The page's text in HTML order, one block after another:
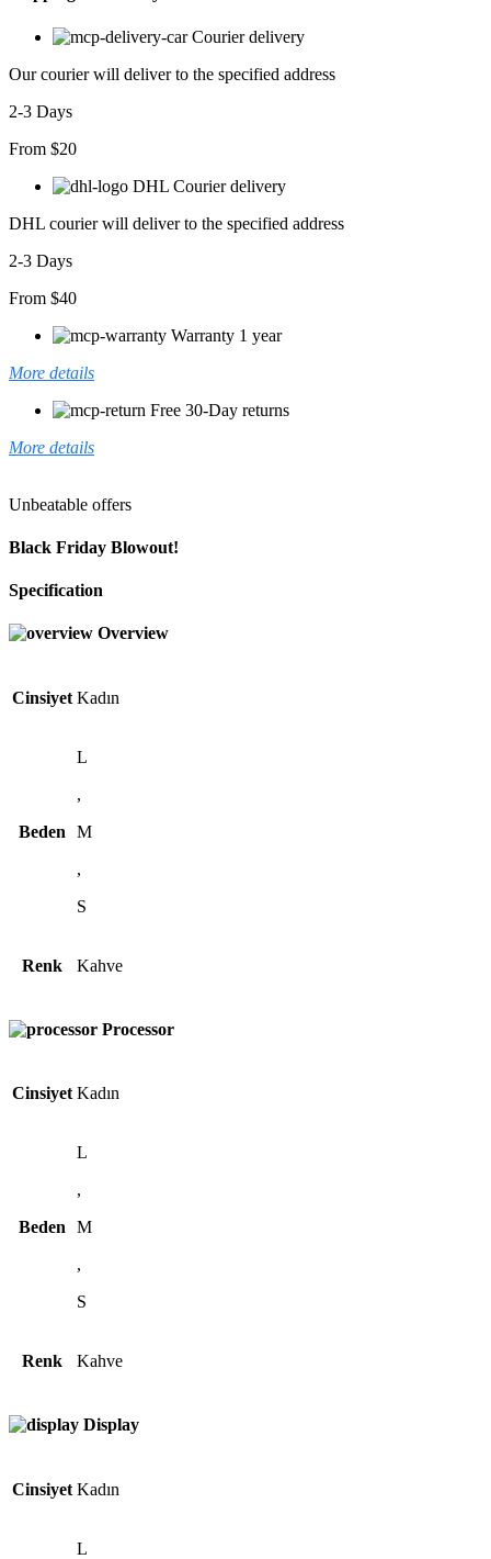
Courier delivery
Our courier will deliver to the specified address
2-3 Days
From $20
DHL Courier delivery
DHL courier will deliver to the specified address
2-3 Days
From $40
Warranty 1 year
More details
Free 30-Day returns
More details
Unbeatable offers
Black Friday Blowout!
Specification
Overview
Cinsiyet Kadın
Beden
L
,
M
,
S
Renk Kahve
Processor
Cinsiyet Kadın
Beden
L
,
M
,
S
Renk Kahve
Display
Cinsiyet Kadın
L